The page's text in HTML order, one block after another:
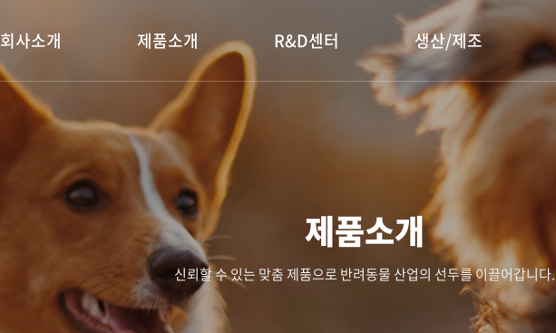
회사소개 제품소개 R&D센터 생산/제조
제품소개
신뢰할 수 있는 맞춤 제품으로 반려동물 산업의 선두를 이끌어갑니다.